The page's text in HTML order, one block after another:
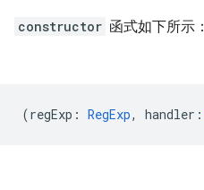
constructor 函式如下所示：
(regExp : RegExp, handler :